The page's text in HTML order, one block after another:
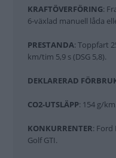
KRAFTÖVERFÖRING:
6-växlad manuell låda
PRESTANDA: Toppfart
km/tim 5,9 s (DSG 5,8).
DEKLARERAD
CO2-UTSLÄPP: 154 g/km.
KONKURRENTER: Ford
Golf GTI.